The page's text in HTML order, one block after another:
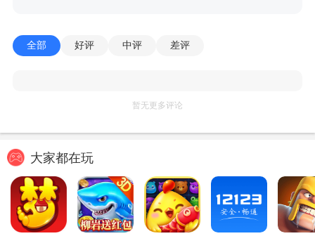
全部 好评 中评 差评
暂无更多评论
大家都在玩